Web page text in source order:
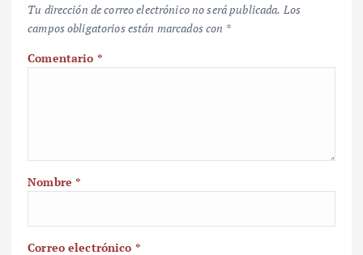
Tu dirección de correo electrónico no será publicada. Los
campos obligatorios están marcados con *
Comentario *
Nombre*
Correo electrónico *